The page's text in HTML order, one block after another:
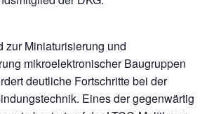
zur Miniaturisierung und
mikroelektronischer Baugruppen
deutliche Fortschritte bei der
Eines der gegenwärtig